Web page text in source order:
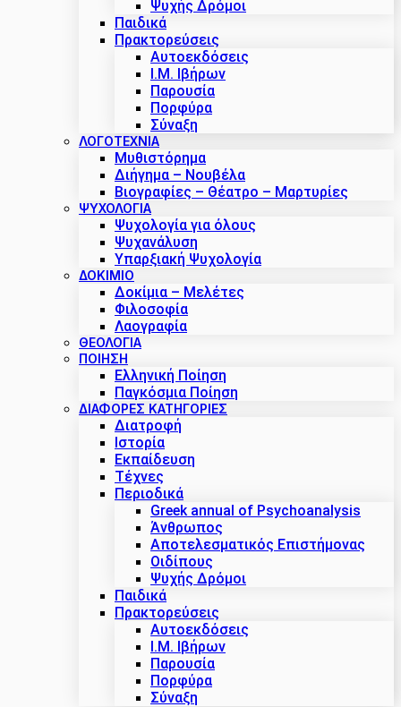
Ψυχής Δρόμοι
Παιδικά
Πρακτoρεύσεις
Αυτοεκδόσεις
Ι.Μ. Ιβήρων
Παρουσία
Πορφύρα
Σύναξη
ΛΟΓΟΤΕΧΝΙΑ
Μυθιστόρημα
Διήγημα – Νουβέλα
Βιογραφίες – Θέατρο – Μαρτυρίες
ΨΥΧΟΛΟΓΙΑ
Ψυχολογία για όλους
Ψυχανάλυση
Υπαρξιακή Ψυχολογία
ΔΟΚΊΜΙΟ
Δοκίμια – Μελέτες
Φιλοσοφία
Λαογραφία
ΘΕΟΛΟΓΙΑ
ΠΟΙΗΣΗ
Ελληνική Ποίηση
Παγκόσμια Ποίηση
ΔΙΑΦΟΡΕΣ ΚΑΤΗΓΟΡΙΕΣ
Διατροφή
Ιστορία
Εκπαίδευση
Τέχνες
Περιοδικά
Greek annual of Psychoanalysis
Άνθρωπος
Αποτελεσματικός Επιστήμονας
Οιδίπους
Ψυχής Δρόμοι
Παιδικά
Πρακτoρεύσεις
Αυτοεκδόσεις
Ι.Μ. Ιβήρων
Παρουσία
Πορφύρα
Σύναξη